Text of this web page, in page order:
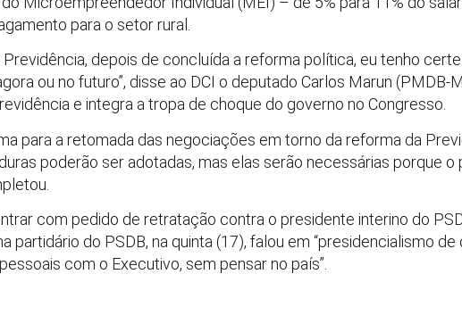
para o setor rural.
depois de concluída a reforma política, eu tenho
ou no futuro”, disse ao DCI o deputado Carlos Marun (PMDB-
e integra a tropa de choque do governo no Congresso.
para a retomada das negociações em torno da reforma da
poderão ser adotadas, mas elas serão necessárias porque o
com pedido de retratação contra o presidente interino do
partidário do PSDB, na quinta (17), falou em “presidencialismo de
com o Executivo, sem pensar no país”.